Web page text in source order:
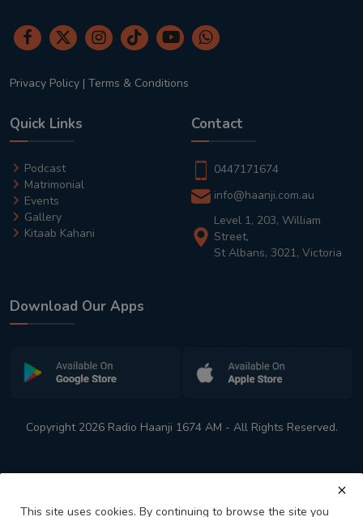
Privacy Policy | Terms & Conditions
Quick Links
Podcast
Matrimonial
Events
Gallery
Kitaab Kahani
Contact
0447171674
info@haanji.com.au
Level 1, 203, William
Street,
St Albans, 3021, Victoria
Download Our Apps
Copyright 2026 Radio Haanji 1674 AM - All Rights Reserved.
This site uses cookies. By continuing to browse the site you